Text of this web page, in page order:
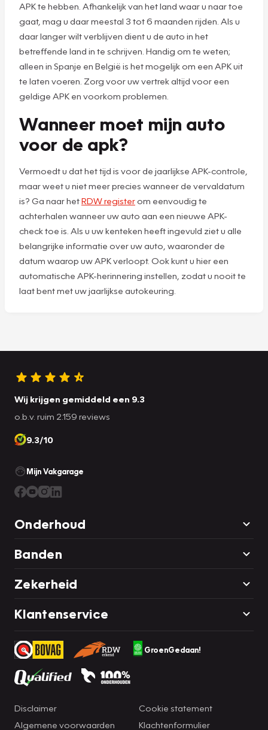
APK te hebben. Afhankelijk van het land waar u naar toe
gaat, mag u daar meestal 3 tot 6 maanden rijden. Als u
daar langer wilt verblijven dient u de auto in het
betreffende land in te schrijven. Handig om te weten;
alleen in Spanje en België is het mogelijk om een APK uit
te laten voeren. Zorg voor uw vertrek altijd voor een
geldige APK en voorkom problemen.
Wanneer moet mijn auto
voor de apk?
Vermoedt u dat het tijd is voor de jaarlijkse APK-controle,
maar weet u niet meer precies wanneer de vervaldatum
is? Ga naar hetRDW registerom eenvoudig te
achterhalen wanneer uw auto aan een nieuwe APK-
check toe is. Als u uw kenteken heeft ingevuld ziet u alle
belangrijke informatie over uw auto, waaronder de
datum waarop uw APK verloopt. Ook kunt u hier een
automatische APK-herinnering instellen, zodat u nooit te
laat bent met uw jaarlijkse autokeuring.
Wij krijgen gemiddeld een 9.3
o.b.v. ruim 2.159 reviews
9.3/10
Mijn Vakgarage
Onderhoud
Banden
Zekerheid
Klantenservice
GroenGedaan!
Disclaimer
Algemene voorwaarden
Cookie statement
Klachtenformulier